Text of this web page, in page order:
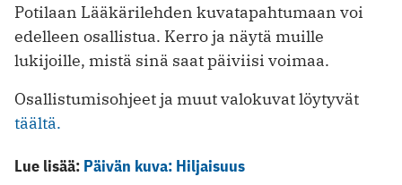
Potilaan Lääkärilehden kuvatapahtumaan voi
edelleen osallistua. Kerro ja näytä muille
lukijoille, mistä sinä saat päiviisi voimaa.
Osallistumisohjeet ja muut valokuvat löytyvät
täältä.
Lue lisää: Päivän kuva: Hiljaisuus